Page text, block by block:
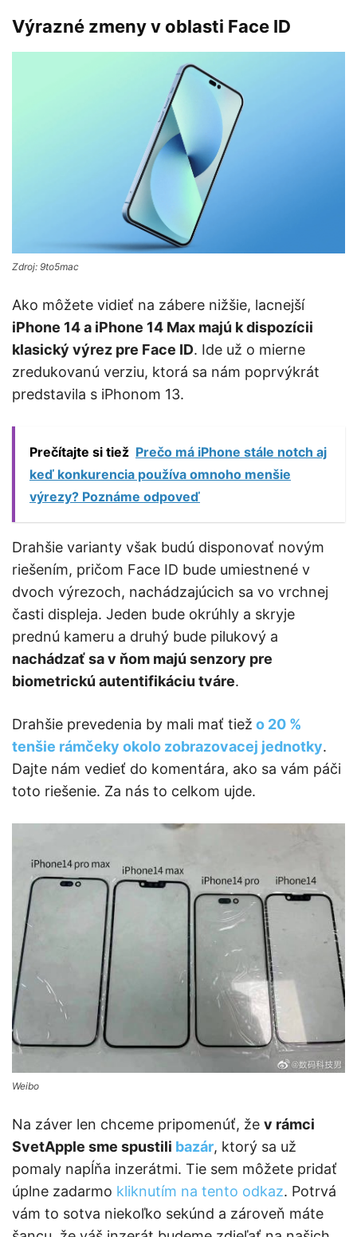
Výrazné zmeny v oblasti Face ID
Zdroj: 9to5mac
Ako môžete vidieť na zábere nižšie, lacnejší
iPhone 14 a iPhone 14 Max majú k dispozícii
klasický výrez pre Face ID. Ide už o mierne
zredukovanú verziu, ktorá sa nám poprvýkrát
predstavila s iPhonom 13.
Prečítajte si tiež Prečo má iPhone stále notch aj
keď konkurencia používa omnoho menšie
výrezy? Poznáme odpoveď
Drahšie varianty však budú disponovať novým
riešením, pričom Face ID bude umiestnené v
dvoch výrezoch, nachádzajúcich sa vo vrchnej
časti displeja. Jeden bude okrúhly a skryje
prednú kameru a druhý bude pilukový a
nachádzať sa v ňom majú senzory pre
biometrickú autentifikáciu tváre.
Drahšie prevedenia by mali mať tiež o 20 %
tenšie rámčeky okolo zobrazovacej jednotky.
Dajte nám vedieť do komentára, ako sa vám páči
toto riešenie. Za nás to celkom ujde.
Weibo
Na záver len chceme pripomenúť, že v rámci
SvetApple sme spustili bazár, ktorý sa už
pomaly napĺňa inzerátmi. Tie sem môžete pridať
úplne zadarmo kliknutím na tento odkaz. Potrvá
vám to sotva niekoľko sekúnd a zároveň máte